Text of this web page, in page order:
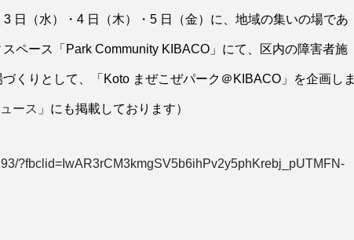
日（水）・4 日（木）・5 日（金）に、地域の集いの場であ
ペース「Park Community KIBACO」にて、区内の障害者施
くりとして、「Koto まぜこぜパーク＠KIBACO」を企画しま
ース 」にも掲載しております）
?fbclid=IwAR3rCM3kmgSV5b6ihPv2y5phKrebj_pUTMFN-